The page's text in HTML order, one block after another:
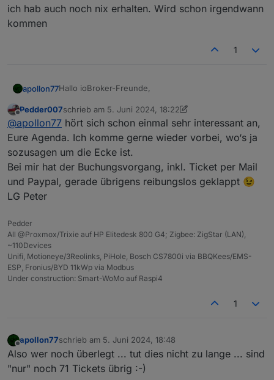
ich hab auch noch nix erhalten. Wird schon irgendwann
kommen
1
apollon77Hallo ioBroker-Freunde,
dieses Jahr wird ioBroker 10 Jahre alt und das
wollen wir mit Euch feiern!
Am 9.11.2024 veranstalten wir aus diesem Anlass ein
Community Treffen in der Gläsernen Werkstatt in
geschaffen um hier Kontakte zu vermitteln falls
noch jemand eine Karte sucht.
veröffentlicht. Danke an alle Vortragenden!
Wir freuen uns gemeinsam mit Euch und unserem
Hauptsponsor Shelly und unserem Partner solingen-
digital auf einen Tag mit spannenden Vorträgen und
viel persönlichem Austausch! Auch für das leibliche
https://usertreffen.iobroker.in
Der offizielle Kartenvorverkauf läuft Seite heute
12:00 und einen ersten Themenüberblick zu den
Vortrag halten möchte meldet sich bitte mit dem
Wir freuen uns auf Euch!
Euer ioBroker Team
Offline
Pedder007schrieb am 5. Juni 2024, 18:22
zuletzt editiert von Pedder0076. Mai 2024, 20:23
@apollon77 hört sich schon einmal sehr interessant an,
Eure Agenda. Ich komme gerne wieder vorbei, wo‘s ja
sozusagen um die Ecke ist.
Bei mir hat der Buchungsvorgang, inkl. Ticket per Mail
und Paypal, gerade übrigens reibungslos geklappt 😉
LG Peter
Pedder
All @Proxmox/Trixie auf HP Elitedesk 800 G4; Zigbee: ZigStar (LAN),
~110Devices
Unifi, Motioneye/3Reolinks, PiHole, Bosch CS7800i via BBQKees/EMS-
ESP, Fronius/BYD 11kWp via Modbus
Under construction: Smart-WoMo auf Raspi4
1
apollon77schrieb am 5. Juni 2024, 18:48
zuletzt editiert von
Also wer noch überlegt ... tut dies nicht zu lange ... sind
"nur" noch 71 Tickets übrig :-)